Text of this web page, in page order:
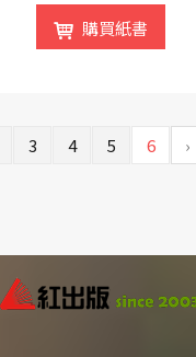
購買紙書
3 4 5 6 ›